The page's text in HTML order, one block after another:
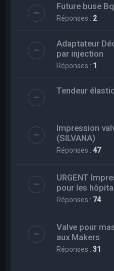
Future buse
Réponses : 2
Adaptateur
par injection
Réponses : 1
Tendeur
Impression
(SILVANA)
Réponses :47
URGENT
pour les
Réponses : 74
Valve pour
aux Makers
Réponses :31